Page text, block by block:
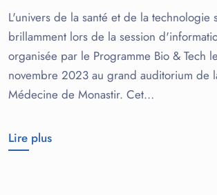
L'univers de la santé et de la technologie
brillamment lors de la session
organisée par le Programme Bio & Tech
novembre 2023 au grand auditorium de
Médecine de Monastir. Cet…
Lire plus